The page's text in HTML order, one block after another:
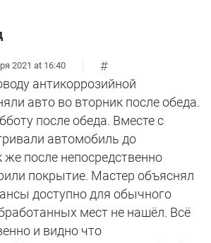
2021 at 16:40
#
антикоррозийной
авто во вторник после обеда.
после обеда. Вместе с
автомобиль до
же после непосредственно
покрытие. Мастер объяснял
доступно для обычного
мест не нашёл. Всё
и видно что